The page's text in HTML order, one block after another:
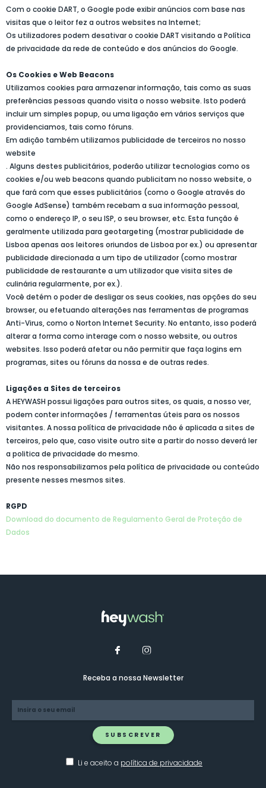
Com o cookie DART, o Google pode exibir anúncios com base nas
visitas que o leitor fez a outros websites na Internet;
Os utilizadores podem desativar o cookie DART visitando a Política
de privacidade da rede de conteúdo e dos anúncios do Google.
Os Cookies e Web Beacons
Utilizamos cookies para armazenar informação, tais como as suas
preferências pessoas quando visita o nosso website. Isto poderá
incluir um simples popup, ou uma ligação em vários serviços que
providenciamos, tais como fóruns.
Em adição também utilizamos publicidade de terceiros no nosso
website
. Alguns destes publicitários, poderão utilizar tecnologias como os
cookies e/ou web beacons quando publicitam no nosso website, o
que fará com que esses publicitários (como o Google através do
Google AdSense) também recebam a sua informação pessoal,
como o endereço IP, o seu ISP, o seu browser, etc. Esta função é
geralmente utilizada para geotargeting (mostrar publicidade de
Lisboa apenas aos leitores oriundos de Lisboa por ex.) ou apresentar
publicidade direcionada a um tipo de utilizador (como mostrar
publicidade de restaurante a um utilizador que visita sites de
culinária regularmente, por ex.).
Você detém o poder de desligar os seus cookies, nas opções do seu
browser, ou efetuando alterações nas ferramentas de programas
Anti-Virus, como o Norton Internet Security. No entanto, isso poderá
alterar a forma como interage com o nosso website, ou outros
websites. Isso poderá afetar ou não permitir que faça logins em
programas, sites ou fóruns da nossa e de outras redes.
Ligações a Sites de terceiros
A HEYWASH possui ligações para outros sites, os quais, a nosso ver,
podem conter informações / ferramentas úteis para os nossos
visitantes. A nossa política de privacidade não é aplicada a sites de
terceiros, pelo que, caso visite outro site a partir do nosso deverá ler
a politica de privacidade do mesmo.
Não nos responsabilizamos pela política de privacidade ou conteúdo
presente nesses mesmos sites.
RGPD
Download do documento de Regulamento Geral de Proteção de
Dados
Receba a nossa Newsletter
SUBSCREVER
Li e aceito a política de privacidade